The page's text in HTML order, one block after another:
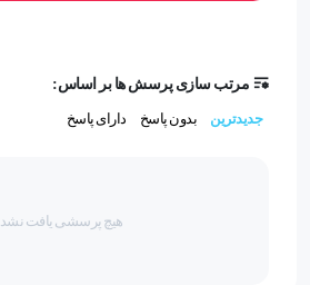
مرتب سازی پرسش ها بر اساس:
جدیدترین بدون پاسخ دارای پاسخ
هیچ پرسشی یافت نشد